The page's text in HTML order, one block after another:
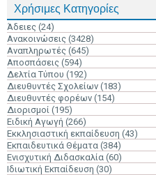
Χρήσιμες Κατηγορίες
Άδειες (24)
Ανακοινώσεις (3428)
Αναπληρωτές (645)
Αποσπάσεις (594)
Δελτία Τύπου (192)
Διευθυντές Σχολείων (183)
Διευθυντές φορέων (154)
Διορισμοί (195)
Ειδική Αγωγή (266)
Εκκλησιαστική εκπαίδευση (43)
Εκπαιδευτικά Θέματα (384)
Ενισχυτική Διδασκαλία (60)
Ιδιωτική Εκπαίδευση (30)